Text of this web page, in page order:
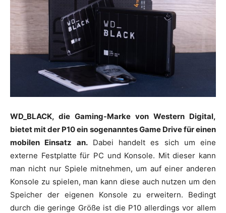
WD_BLACK, die Gaming-Marke von Western Digital,
bietet mit der P10 ein sogenanntes Game Drive für einen
mobilen Einsatz an.Dabei handelt es sich um eine
externe Festplatte für PC und Konsole. Mit dieser kann
man nicht nur Spiele mitnehmen, um auf einer anderen
Konsole zu spielen, man kann diese auch nutzen um den
Speicher der eigenen Konsole zu erweitern. Bedingt
durch die geringe Größe ist die P10 allerdings vor allem